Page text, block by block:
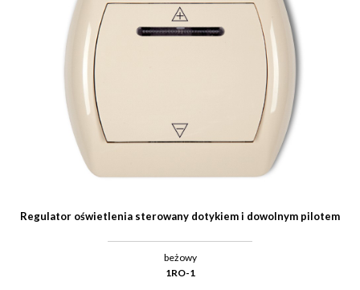
Regulator oświetlenia sterowany dotykiem i dowolnym pilotem
beżowy
1RO-1